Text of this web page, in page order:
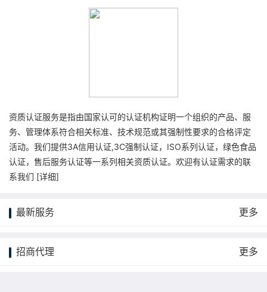
资质认证服务是指由国家认可的认证机构证明一个组织的产品、服
务、管理体系符合相关标准、技术规范或其强制性要求的合格评定
活动。我们提供3A信用认证,3C强制认证，ISO系列认证，绿色食品
认证，售后服务认证等一系列相关资质认证。欢迎有认证需求的联
系我们 [详细]
最新服务 更多
招商代理 更多